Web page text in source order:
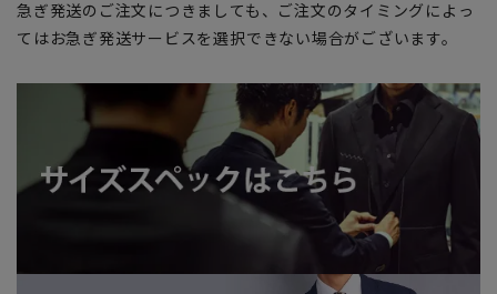
急ぎ発送のご注文につきましても、ご注文のタイミングによっ
てはお急ぎ発送サービスを選択できない場合がございます。